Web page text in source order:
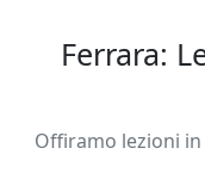
Ferrara:
Offiramo lezioni